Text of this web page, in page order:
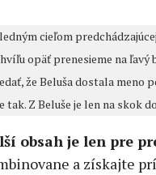
cieľom
opäť prenesieme na ľavý
že Beluša dostala meno
tak. Z Beluše je len na skok
obsah je len pre
a získajte